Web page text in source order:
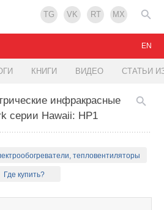
TG VK RT MX
КНИГИ ВИДЕО СТАТЬИ
EN
инфракрасные
серии Hawaii: HP1
тепловентиляторы
Где купить?